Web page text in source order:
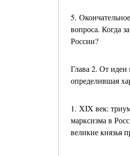
5.
вопроса. Когда
России?
Глава 2. От
определившая
1. XIX век:
марксизма в
великие князья